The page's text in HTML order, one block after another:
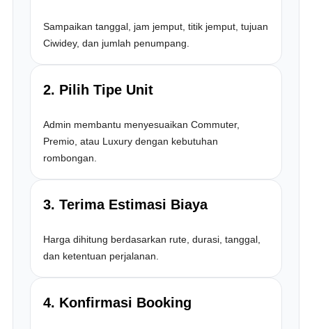
Sampaikan tanggal, jam jemput, titik jemput, tujuan
Ciwidey, dan jumlah penumpang.
2. Pilih Tipe Unit
Admin membantu menyesuaikan Commuter,
Premio, atau Luxury dengan kebutuhan
rombongan.
3. Terima Estimasi Biaya
Harga dihitung berdasarkan rute, durasi, tanggal,
dan ketentuan perjalanan.
4. Konfirmasi Booking